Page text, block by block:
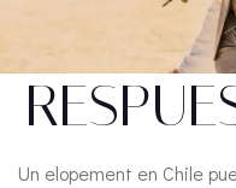
Un elopement en Chile